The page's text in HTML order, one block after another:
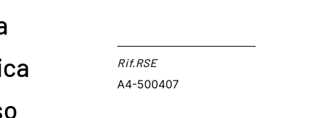
Rif.RSE​
A4-500407